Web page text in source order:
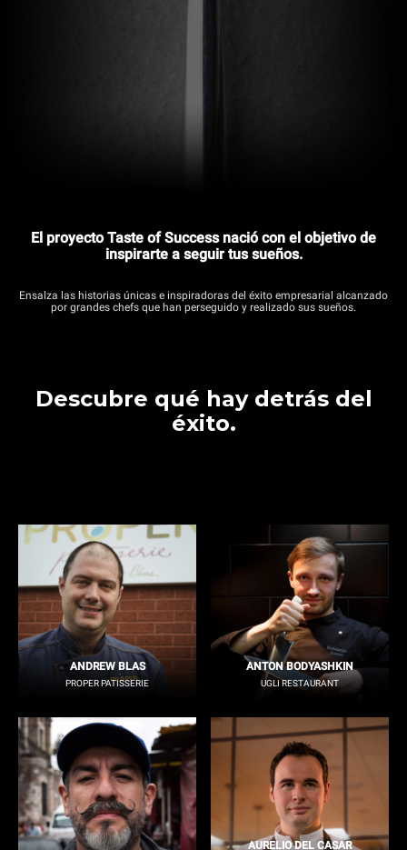
El proyecto Taste of Success nació con el objetivo de
inspirarte a seguir tus sueños.
Ensalza las historias únicas e inspiradoras del éxito empresarial alcanzado
por grandes chefs que han perseguido y realizado sus sueños.
Descubre qué hay detrás del
éxito.
ANDREW BLAS
PROPER PATISSERIE
ANTON BODYASHKIN
UGLI RESTAURANT
AURELIO DEL CASAR